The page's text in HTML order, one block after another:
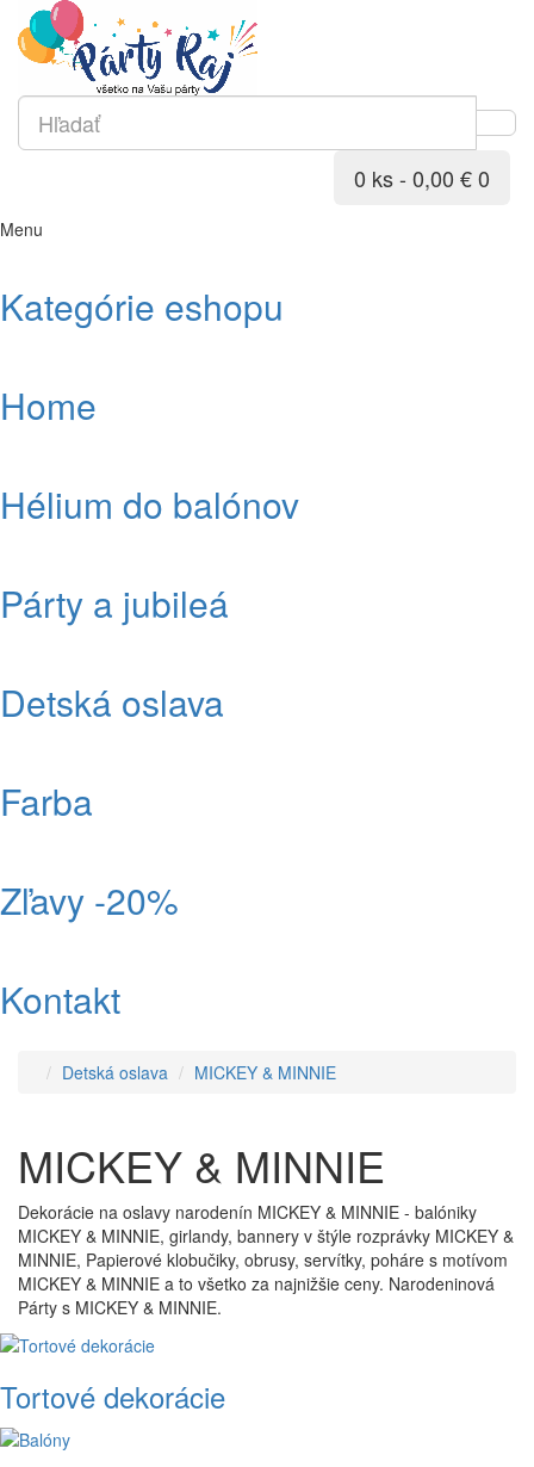
0 ks - 0,00 €0
Menu
Kategórie eshopu
Home
Hélium do balónov
Párty a jubileá
Detská oslava
Farba
Zľavy -20%
Kontakt
Detská oslava MICKEY & MINNIE
MICKEY & MINNIE
Dekorácie na oslavy narodenín MICKEY & MINNIE - balóniky
MICKEY & MINNIE, girlandy, bannery v štýle rozprávky MICKEY &
MINNIE, Papierové klobučiky, obrusy, servítky, poháre s motívom
MICKEY & MINNIE a to všetko za najnižšie ceny. Narodeninová
Párty s MICKEY & MINNIE.
Tortové dekorácie